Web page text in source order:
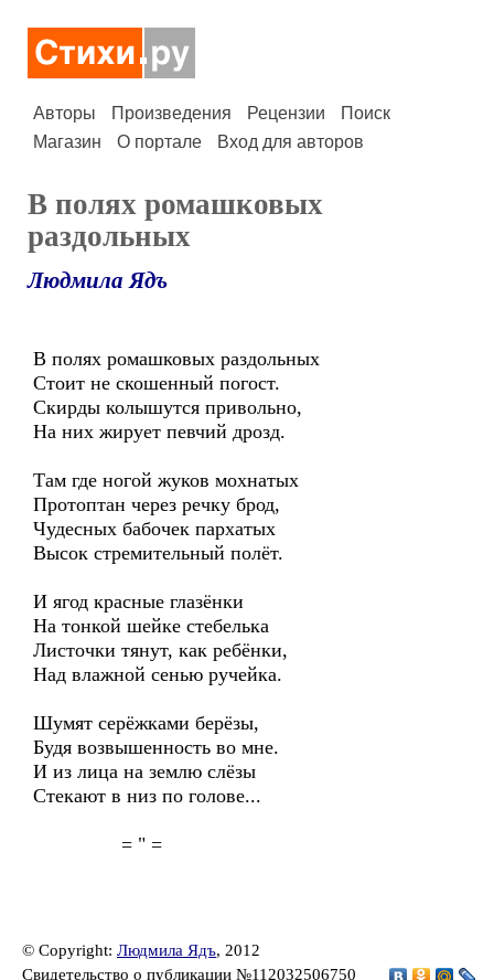
Авторы Произведения Рецензии
Поиск
Магазин
О портале Вход для авторов
В полях ромашковых
раздольных
Людмила Ядъ
В полях ромашковых раздольных
Стоит не скошенный погост.
Скирды колышутся привольно,
На них жирует певчий дрозд.
Там где ногой жуков мохнатых
Протоптан через речку брод,
Чудесных бабочек пархатых
Высок стремительный полёт.
И ягод красные глазёнки
На тонкой шейке стебелька
Листочки тянут, как ребёнки,
Над влажной сенью ручейка.
Шумят серёжками берёзы,
Будя возвышенность во мне.
И из лица на землю слёзы
Стекают в низ по голове...
= " =
© Copyright: Людмила Ядъ, 2012
Свидетельство о публикации №112032506750